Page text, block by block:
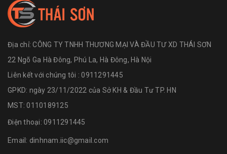
Địa chỉ:CÔNG TY TNHH THƯƠNG MẠI VÀ ĐẦU TƯ XD THÁI SƠN
22 Ngõ Ga Hà Đông, Phú La, Hà Đông, Hà Nội
Liên kết với chúng tôi : 0911291445
GPKD: ngày 23/11/2022 của Sở KH & Đầu Tư TP. HN
MST: 0110189125
Điện thoại: 0911291445
Email: dinhnam.iic@gmail.com